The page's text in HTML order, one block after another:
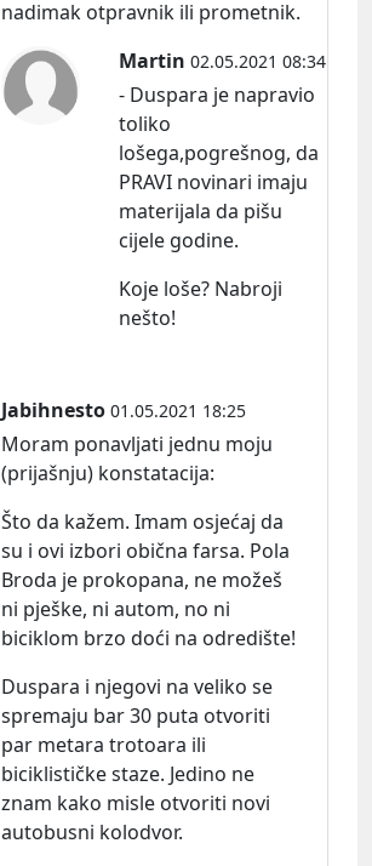
nadimak otpravnik ili prometnik.
Martin 02.05.2021 08:34
- Duspara je napravio
toliko
lošega,pogrešnog, da
PRAVI novinari imaju
materijala da pišu
cijele godine.
Koje loše? Nabroji
nešto!
Jabihnesto 01.05.2021 18:25
Moram ponavljati jednu moju
(prijašnju) konstatacija:
Što da kažem. Imam osjećaj da
su i ovi izbori obična farsa. Pola
Broda je prokopana, ne možeš
ni pješke, ni autom, no ni
biciklom brzo doći na odredište!
Duspara i njegovi na veliko se
spremaju bar 30 puta otvoriti
par metara trotoara ili
biciklističke staze. Jedino ne
znam kako misle otvoriti novi
autobusni kolodvor.